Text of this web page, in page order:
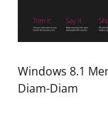
Windows 8.1
Diam-Diam